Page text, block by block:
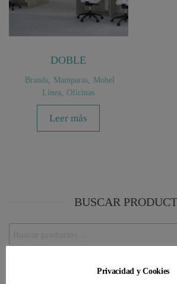
DOBLE
Brands Mamparas
Mobel
Línea
Oficinas
Leer más
BUSCAR
por:
CATEGORÍAS DE
Privacidad y Cookies